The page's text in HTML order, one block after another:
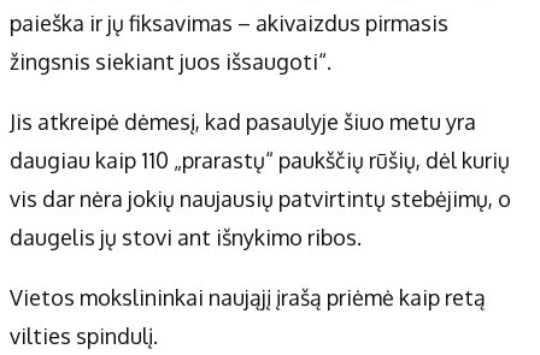
paieška ir jų fiksavimas – akivaizdus pirmasis
žingsnis siekiant juos išsaugoti“.
Jis atkreipė dėmesį, kad pasaulyje šiuo metu yra
daugiau kaip 110 „prarastų“ paukščių rūšių, dėl kurių
vis dar nėra jokių naujausių patvirtintų stebėjimų, o
daugelis jų stovi ant išnykimo ribos.
Vietos mokslininkai naująjį įrašą priėmė kaip retą
vilties spindulį.